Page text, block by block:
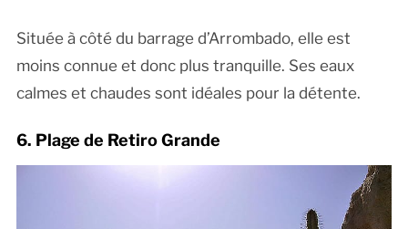
Située à côté du barrage d’Arrombado, elle est
moins connue et donc plus tranquille. Ses eaux
calmes et chaudes sont idéales pour la détente.
6. Plage de Retiro Grande